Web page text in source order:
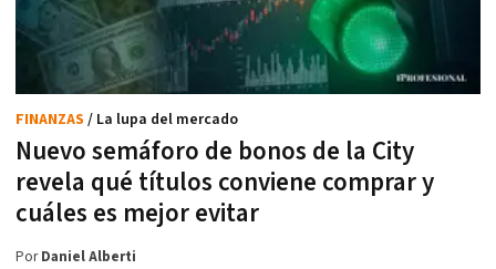
Nuevo semáforo de bonos de la City
revela qué títulos conviene comprar y
cuáles es mejor evitar
FINANZAS / La lupa del mercado
PorDaniel Alberti